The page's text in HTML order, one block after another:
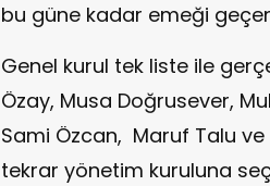
bu güne kadar emeği
Genel kurul tek liste ile
Özay, Musa Doğrusever,
Sami Özcan, Maruf Talu
tekrar yönetim kuruluna